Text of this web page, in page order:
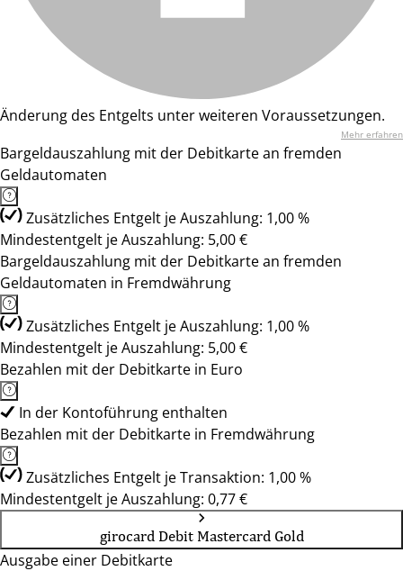
Änderung des Entgelts unter weiteren Voraussetzungen.
Mehr erfahren
Bargeldauszahlung mit der Debitkarte an fremden
Geldautomaten
Zusätzliches Entgelt je Auszahlung: 1,00 %
Mindestentgelt je Auszahlung: 5,00 €
Bargeldauszahlung mit der Debitkarte an fremden
Geldautomaten in Fremdwährung
Zusätzliches Entgelt je Auszahlung: 1,00 %
Mindestentgelt je Auszahlung: 5,00 €
Bezahlen mit der Debitkarte in Euro
In der Kontoführung enthalten
Bezahlen mit der Debitkarte in Fremdwährung
Zusätzliches Entgelt je Transaktion: 1,00 %
Mindestentgelt je Auszahlung: 0,77 €
girocard Debit Mastercard Gold
Ausgabe einer Debitkarte